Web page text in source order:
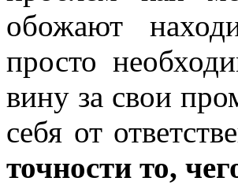
обожают
просто
вину за свои
себя от
точности то,